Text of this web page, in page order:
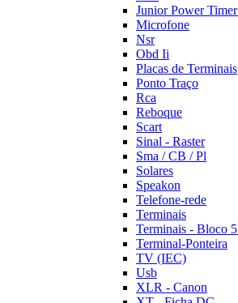
Junior Power
Microfone
Nsr
Obd Ii
Placas de Terminais
Ponto Traço
Rca
Reboque
Scart
Sinal - Raster
Sma / CB / Pl
Solares
Speakon
Telefone-rede
Terminais
Terminais - Bloco
Terminal-Ponteira
TV (IEC)
Usb
XLR - Canon